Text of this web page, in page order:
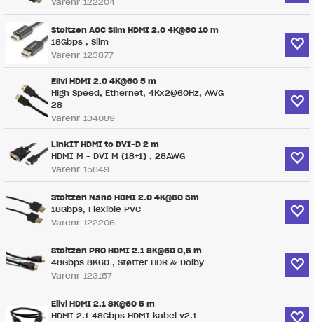
Stoltzen AOC Slim HDMI 2.0 4K@60 10 m
18Gbps , Slim
Varenr 123877
Elivi HDMI 2.0 4K@60 5 m
High Speed, Ethernet, 4Kx2@60Hz, AWG
28
Varenr 134089
LinkIT HDMI to DVI-D 2 m
HDMI M - DVI M (18+1) , 28AWG
Varenr 15849
Stoltzen Nano HDMI 2.0 4K@60 5m
18Gbps, Flexible PVC
Varenr 122206
Stoltzen PRO HDMI 2.1 8K@60 0,5 m
48Gbps 8K60 , Støtter HDR & Dolby
Varenr 123157
Elivi HDMI 2.1 8K@60 5 m
HDMI 2.1 48Gbps HDMI kabel v2.1